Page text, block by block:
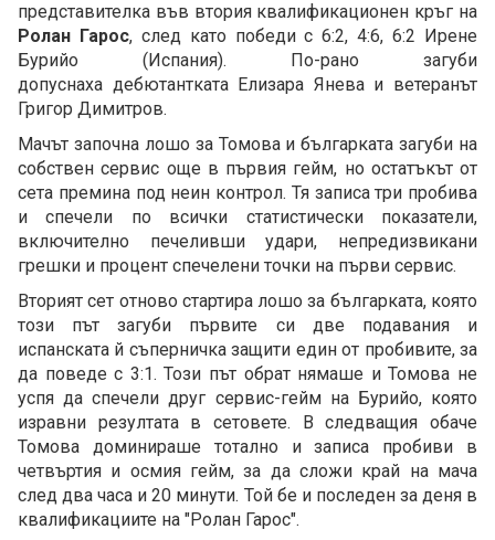
представителка във втория квалификационен кръг на
Ролан Гарос, след като победи с 6:2, 4:6, 6:2 Ирене
Бурийо (Испания). По-рано загуби
допуснаха дебютантката Елизара Янева и ветеранът
Григор Димитров.
Мачът започна лошо за Томова и българката загуби на
собствен сервис още в първия гейм, но остатъкът от
сета премина под неин контрол. Тя записа три пробива
и спечели по всички статистически показатели,
включително печеливши удари, непредизвикани
грешки и процент спечелени точки на първи сервис.
Вторият сет отново стартира лошо за българката, която
този път загуби първите си две подавания и
испанската й съперничка защити един от пробивите, за
да поведе с 3:1. Този път обрат нямаше и Томова не
успя да спечели друг сервис-гейм на Бурийо, която
изравни резултата в сетовете. В следващия обаче
Томова доминираше тотално и записа пробиви в
четвъртия и осмия гейм, за да сложи край на мача
след два часа и 20 минути. Той бе и последен за деня в
квалификациите на "Ролан Гарос".